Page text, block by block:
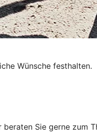
Wünsche festhalten.
Sie gerne zum